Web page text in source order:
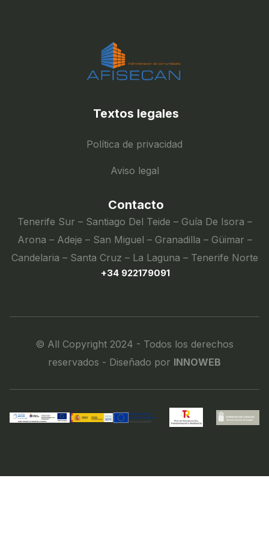
Textos legales
Política de privacidad
Aviso legal
Contacto
Tenerife Sur – Santiago Del Teide – Guía De Isora –
Arona – Adeje – San Miguel – Granadilla – Güimar –
Candelaria – Santa Cruz – La Laguna – Tenerife Norte
+34 922179091
© All Copyright 2024 - Todos los derechos
reservados - Diseñado por INNOWEB